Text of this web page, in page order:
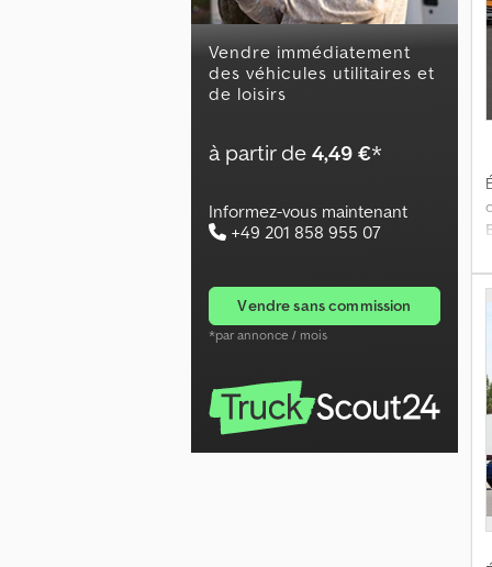
Vendre immédiatement
des véhicules utilitaires et
de loisirs
à partir de4,49 €*
Informez-vous maintenant
+49 201 858 955 07
vendre sans commission
*par annonce / mois